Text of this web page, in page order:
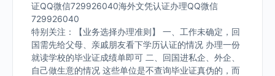
证QQ微信729926040海外文凭认证办理QQ微信
729926040
特别关注：【业务选择办理准则】 一、工作未确定，回
国需先给父母、亲戚朋友看下学历认证的情况 办理一份
就读学校的毕业证成绩单即可 二、回国进私企、外企、
自己做生意的情况 这些单位是不查询毕业证真伪的，而